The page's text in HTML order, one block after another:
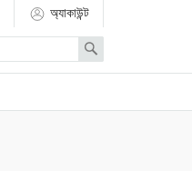
অ্যাকাউন্ট
Search